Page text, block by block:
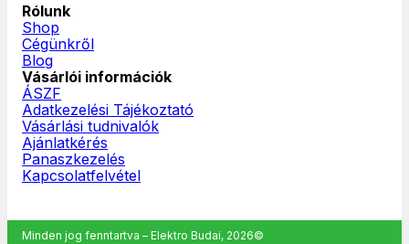
Rólunk
Shop
Cégünkről
Blog
Vásárlói információk
ÁSZF
Adatkezelési Tájékoztató
Vásárlási tudnivalók
Ajánlatkérés
Panaszkezelés
Kapcsolatfelvétel
Minden jog fenntartva – Elektro Budai, 2026©